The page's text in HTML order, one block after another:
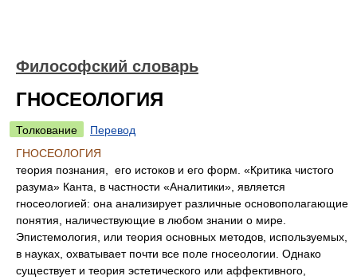
Философский словарь
ГНОСЕОЛОГИЯ
Толкование
Перевод
ГНОСЕОЛОГИЯ
теория познания, его истоков и его форм. «Критика чистого
разума» Канта, в частности «Аналитики», является
гносеологией: она анализирует различные основополагающие
понятия, наличествующие в любом знании о мире.
Эпистемология, или теория основных методов, используемых,
в науках, охватывает почти все поле гносеологии. Однако
существует и теория эстетического или аффективного,